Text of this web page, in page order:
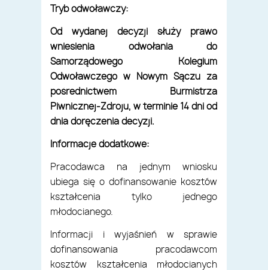
Tryb odwoławczy:
Od wydanej decyzji służy prawo
wniesienia odwołania do
Samorządowego Kolegium
Odwoławczego w Nowym Sączu za
pośrednictwem Burmistrza
Piwnicznej-Zdroju, w terminie 14 dni od
dnia doręczenia decyzji.
Informacje dodatkowe:
Pracodawca na jednym wniosku
ubiega się o dofinansowanie kosztów
kształcenia tylko jednego
młodocianego.
Informacji i wyjaśnień w sprawie
dofinansowania pracodawcom
kosztów kształcenia młodocianych